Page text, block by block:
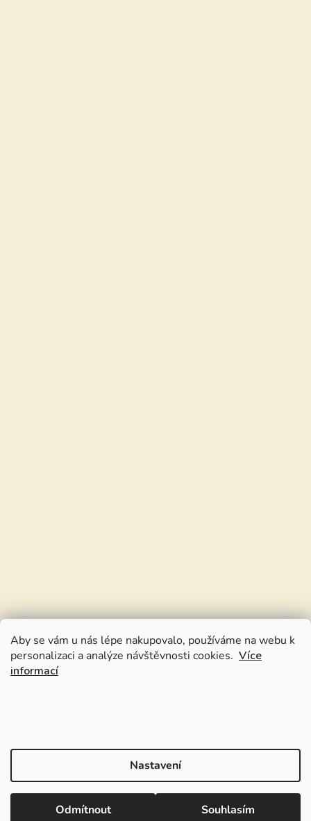
Aby se vám u nás lépe nakupovalo, používáme na webu k
personalizaci a analýze návštěvnosti cookies. Více
informací
Nastavení
Odmítnout Souhlasím